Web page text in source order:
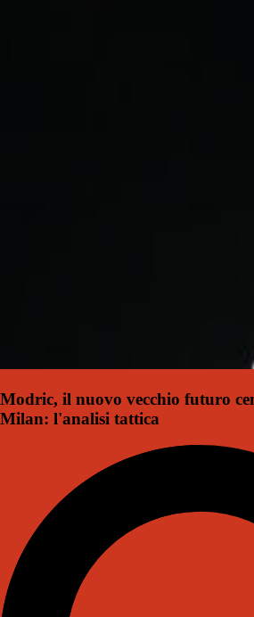
Modric, il nuovo vecchio futuro
Milan: l'analisi tattica